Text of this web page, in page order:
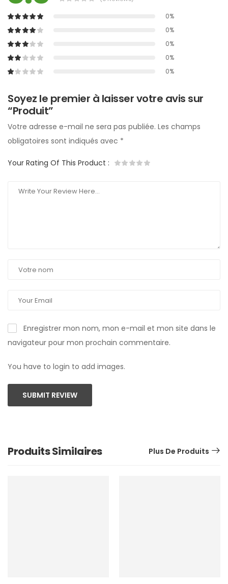
0%
0%
0%
0%
0%
Soyez le premier à laisser votre avis sur
“Produit”
Votre adresse e-mail ne sera pas publiée. Les champs
obligatoires sont indiqués avec *
Your Rating Of This Product :
Enregistrer mon nom, mon e-mail et mon site dans le
navigateur pour mon prochain commentaire.
You have to login to add images.
SUBMIT REVIEW
Produits Similaires Plus De Produits